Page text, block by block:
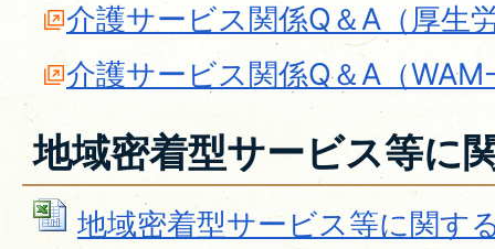
介護サービス関係Q＆A（厚生
介護サービス関係Q＆A（
地域密着型サービス等に
地域密着型サービス等に関す